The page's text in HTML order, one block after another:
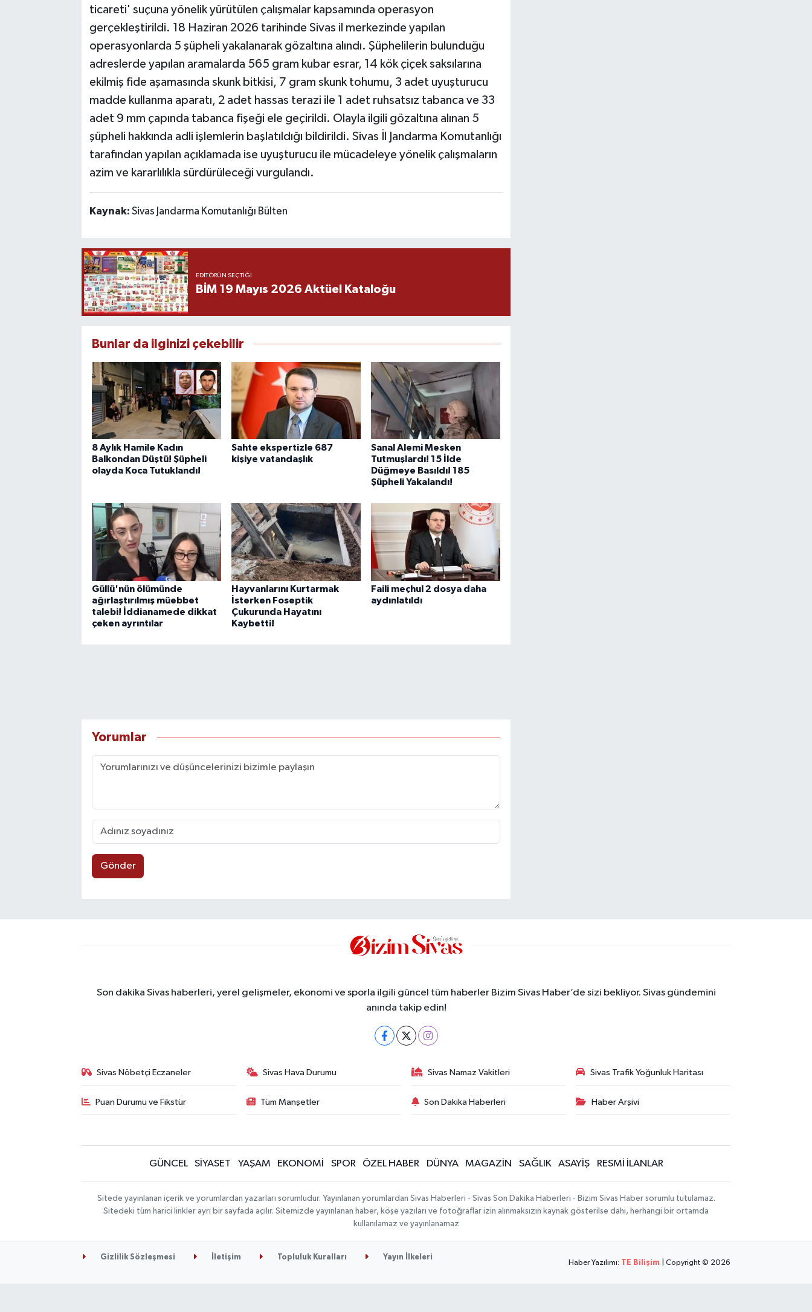
ticareti' suçuna yönelik yürütülen çalışmalar kapsamında operasyon
gerçekleştirildi. 18 Haziran 2026 tarihinde Sivas il merkezinde yapılan
operasyonlarda 5 şüpheli yakalanarak gözaltına alındı. Şüphelilerin bulunduğu
adreslerde yapılan aramalarda 565 gram kubar esrar, 14 kök çiçek saksılarına
ekilmiş fide aşamasında skunk bitkisi, 7 gram skunk tohumu, 3 adet uyuşturucu
madde kullanma aparatı, 2 adet hassas terazi ile 1 adet ruhsatsız tabanca ve 33
adet 9 mm çapında tabanca fişeği ele geçirildi. Olayla ilgili gözaltına alınan 5
şüpheli hakkında adli işlemlerin başlatıldığı bildirildi. Sivas İl Jandarma Komutanlığı
tarafından yapılan açıklamada ise uyuşturucu ile mücadeleye yönelik çalışmaların
azim ve kararlılıkla sürdürüleceği vurgulandı.
Kaynak: Sivas Jandarma Komutanlığı Bülten
EDITÖRÜN SEÇTIĞI
BİM 19 Mayıs 2026 Aktüel Kataloğu
Bunlar da ilginizi çekebilir
8 Aylık Hamile Kadın
Balkondan Düştü! Şüpheli
olayda Koca Tutuklandı!
Sahte ekspertizle 687
kişiye vatandaşlık
Sanal Alemi Mesken
Tutmuşlardı! 15 İlde
Düğmeye Basıldı! 185
Şüpheli Yakalandı!
Güllü'nün ölümünde
ağırlaştırılmış müebbet
talebi! İddianamede dikkat
çeken ayrıntılar
Hayvanlarını Kurtarmak
İsterken Foseptik
Çukurunda Hayatını
Kaybetti!
Faili meçhul 2 dosya daha
aydınlatıldı
Yorumlar
Gönder
Son dakika Sivas haberleri, yerel gelişmeler, ekonomi ve sporla ilgili güncel tüm haberler Bizim Sivas Haber’de sizi bekliyor. Sivas gündemini
anında takip edin!
Sivas Nöbetçi Eczaneler Sivas Hava Durumu Sivas Namaz Vakitleri Sivas Trafik Yoğunluk Haritası
Puan Durumu ve Fikstür Tüm Manşetler Son Dakika Haberleri Haber Arşivi
GÜNCEL SİYASET YAŞAM EKONOMİ SPOR ÖZEL HABER DÜNYA MAGAZİN SAĞLIK ASAYİŞ RESMİ İLANLAR
Sitede yayınlanan içerik ve yorumlardan yazarları sorumludur. Yayınlanan yorumlardan Sivas Haberleri - Sivas Son Dakika Haberleri - Bizim Sivas Haber sorumlu tutulamaz.
Sitedeki tüm harici linkler ayrı bir sayfada açılır. Sitemizde yayınlanan haber, köşe yazıları ve fotoğraflar izin alınmaksızın kaynak gösterilse dahi, herhangi bir ortamda
kullanılamaz ve yayınlanamaz
Gizlilik Sözleşmesi İletişim Topluluk Kuralları Yayın İlkeleri
Haber Yazılımı: TE Bilişim | Copyright © 2026